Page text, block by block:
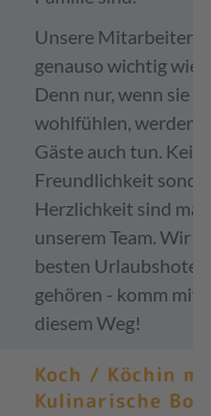
Unsere Mitarbeiter
genauso wichtig wie
Denn nur, wenn sie
wohlfühlen, werden
Gäste auch tun.
Freundlichkeit
Herzlichkeit sind
unserem Team. Wir
besten
gehören - komm mit
diesem Weg!
Koch / Köchin
Kulinarische